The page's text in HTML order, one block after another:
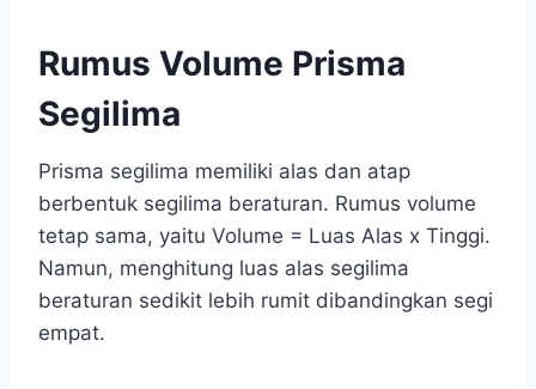
Rumus Volume Prisma
Segilima
Prisma segilima memiliki alas dan atap
berbentuk segilima beraturan. Rumus volume
tetap sama, yaitu Volume = Luas Alas x Tinggi.
Namun, menghitung luas alas segilima
beraturan sedikit lebih rumit dibandingkan segi
empat.